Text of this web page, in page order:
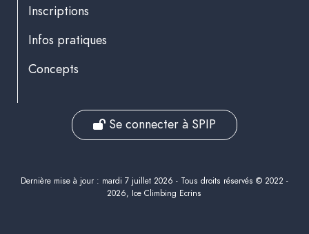
Inscriptions
Infos pratiques
Concepts
Se connecter à SPIP
Dernière mise à jour : mardi 7 juillet 2026 - Tous droits réservés © 2022 -
2026, Ice Climbing Ecrins